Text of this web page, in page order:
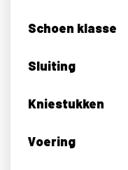
Schoen klasse
Sluiting
Kniestukken
Voering